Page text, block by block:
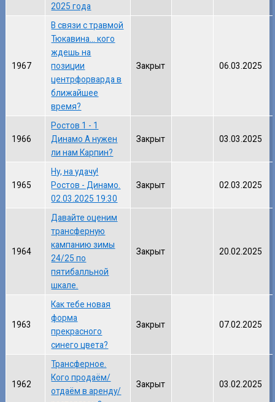
2025 года
1967
В связи с травмой
Тюкавина... кого
ждешь на
позиции
центрфорварда в
ближайшее
время?
Закрыт 06.03.2025
1966
Ростов 1 - 1
Динамо А нужен
ли нам Карпин?
Закрыт 03.03.2025
1965
Ну, на удачу!
Ростов - Динамо.
02.03.2025 19:30
Закрыт 02.03.2025
1964
Давайте оценим
трансферную
кампанию зимы
24/25 по
пятибалльной
шкале.
Закрыт 20.02.2025
1963
Как тебе новая
форма
прекрасного
синего цвета?
Закрыт 07.02.2025
1962
Трансферное.
Кого продаём/
отдаём в аренду/
Закрыт 03.02.2025